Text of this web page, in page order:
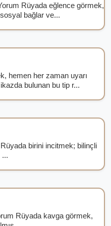
Rüyada eğlence görmek,
bağlar ve...
hemen her zaman uyarı
bulunan bu tip r...
birini incitmek; bilinçli
...
Rüyada kavga görmek,